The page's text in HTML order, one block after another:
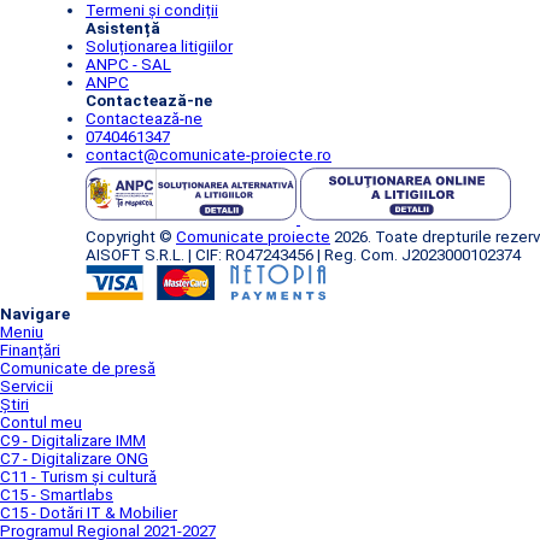
Termeni și condiții
Asistență
Soluționarea litigiilor
ANPC - SAL
ANPC
Contactează-ne
Contactează-ne
0740461347
contact@comunicate-proiecte.ro
Copyright © Comunicate proiecte 2026. Toate drepturile
AISOFT S.R.L. | CIF: RO47243456 | Reg. Com. J2023000102374
Navigare
Meniu
Finanțări
Comunicate de presă
Servicii
Știri
Contul meu
C9 - Digitalizare IMM
C7 - Digitalizare ONG
C11 - Turism și cultură
C15 - Smartlabs
C15 - Dotări IT & Mobilier
Programul Regional 2021-2027